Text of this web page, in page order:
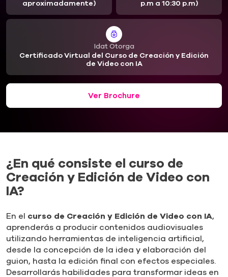
aproximadamente)
p.m a 10:30 p.m)
Idat Otorga
Certificado Virtual del Curso de Creación y Edición
de Video con IA
Ver Brochure
¿En qué consiste el curso de
Creación y Edición de Video con
IA?
En el curso de Creación y Edición de Video con IA,
aprenderás a producir contenidos audiovisuales
utilizando herramientas de inteligencia artificial,
desde la concepción de la idea y elaboración del
guion, hasta la edición final con efectos especiales.
Desarrollarás habilidades para transformar ideas en